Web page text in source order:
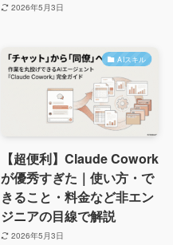
2026年5月3日
AIスキル
【超便利】Claude Cowork
が優秀すぎた｜使い方・で
きること・料金など非エン
ジニアの目線で解説
2026年5月3日